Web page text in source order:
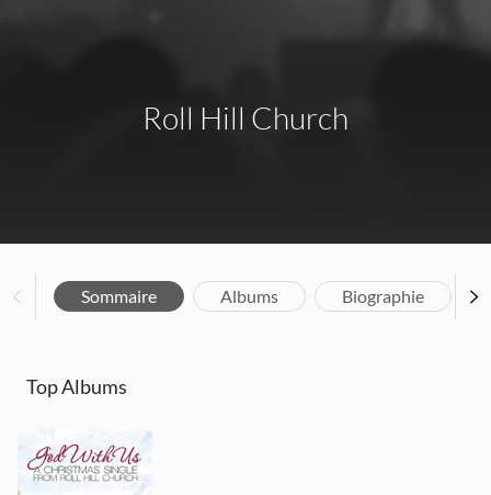
Roll Hill Church
Sommaire Albums Biographie
Top Albums